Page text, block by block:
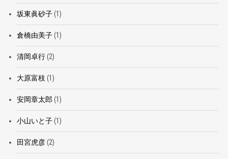
坂東眞砂子(1)
倉橋由美子(1)
清岡卓行(2)
大原富枝 (1)
安岡章太郎 (1)
小山いと子(1)
田宮虎彦(2)